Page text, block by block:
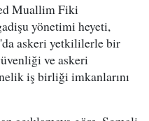
Muallim Fiki
yönetimi heyeti,
askeri yetkililerle bir
ve askeri
iş birliği imkanlarını